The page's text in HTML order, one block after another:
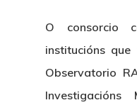
O consorcio
institucións
Observatorio